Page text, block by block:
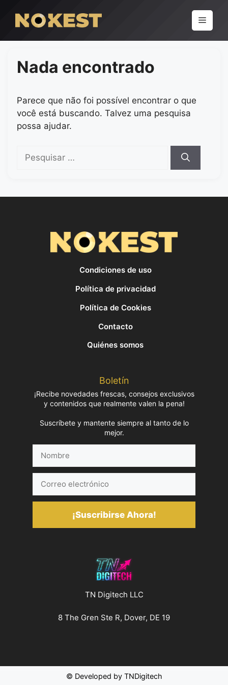
conteúdo
Menu
Nada encontrado
Parece que não foi possível encontrar o que
você está buscando. Talvez uma pesquisa
possa ajudar.
por:
Condiciones de uso
Política de privacidad
Política de Cookies
Contacto
Quiénes somos
Boletín
¡Recibe novedades frescas, consejos exclusivos
y contenidos que realmente valen la pena!
Suscríbete y mantente siempre al tanto de lo
mejor.
electrónico
¡Suscribirse Ahora!
TN Digitech LLC
8 The Gren Ste R, Dover, DE 19